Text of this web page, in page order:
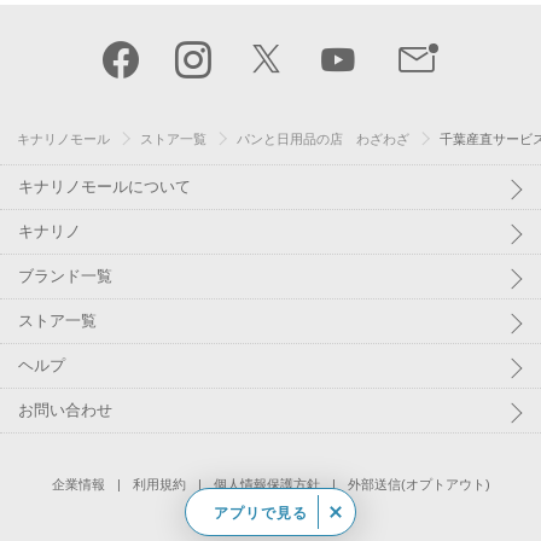
キナリノモール ストア一覧 パンと日用品の店 わざわざ 千葉産直サービ
キナリノモールについて
キナリノ
ブランド一覧
ストア一覧
ヘルプ
お問い合わせ
企業情報 利用規約 個人情報保護方針 外部送信(オプトアウト)
© Kakaku.com, Inc.
アプリで見る